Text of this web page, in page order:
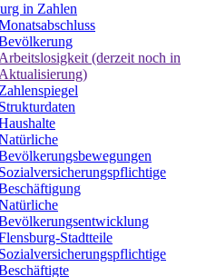
in Zahlen
Arbeitslosigkeit (derzeit noch in
Aktualisierung)
Zahlenspiegel
Strukturdaten
Sozialversicherungspflichtige
Stadtteile
Sozialversicherungspflichtige